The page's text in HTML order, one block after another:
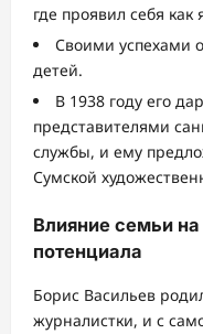
где проявил себя
Своими успехами
детей.
В 1938 году его
представителями
службы, и ему
Сумской
Влияние семьи
потенциала
Борис Васильев
журналистки, и с